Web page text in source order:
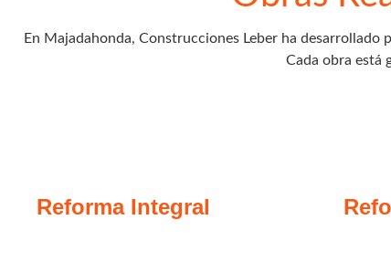
En Majadahonda, Construcciones Leber ha
Cada obra está
Reforma Integral